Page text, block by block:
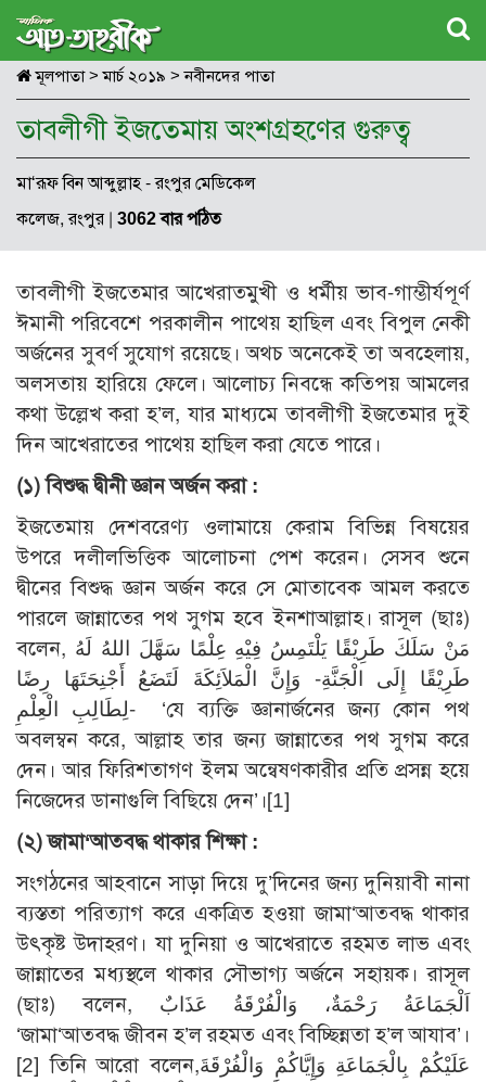
মূলপাতা> মার্চ ২০১৯ > নবীনদের পাতা
তাবলীগী ইজতেমায় অংশগ্রহণের গুরুত্ব
মা‘রূফ বিন আব্দুল্লাহ - রংপুর মেডিকেল
কলেজ, রংপুর| 3062 বার পঠিত
তাবলীগী ইজতেমার আখেরাতমুখী ও ধর্মীয় ভাব-গাম্ভীর্যপূর্ণ
ঈমানী পরিবেশে পরকালীন পাথেয় হাছিল এবং বিপুল নেকী
অর্জনের সুবর্ণ সুযোগ রয়েছে। অথচ অনেকেই তা অবহেলায়,
অলসতায় হারিয়ে ফেলে। আলোচ্য নিবন্ধে কতিপয় আমলের
কথা উল্লেখ করা হ’ল, যার মাধ্যমে তাবলীগী ইজতেমার দুই
দিন আখেরাতের পাথেয় হাছিল করা যেতে পারে।
(১) বিশুদ্ধ দ্বীনী জ্ঞান অর্জন করা :
ইজতেমায় দেশবরেণ্য ওলামায়ে কেরাম বিভিন্ন বিষয়ের
উপরে দলীলভিত্তিক আলোচনা পেশ করেন। সেসব শুনে
দ্বীনের বিশুদ্ধ জ্ঞান অর্জন করে সে মোতাবেক আমল করতে
পারলে জান্নাতের পথ সুগম হবে ইনশাআল্লাহ। রাসূল (ছাঃ)
বলেন, مَنْ سَلَكَ طَرِيْقًا يَلْتَمِسُ فِيْهِ عِلْمًا سَهَّلَ اللهُ لَهُ
طَرِيْقًا إِلَى الْجَنَّةِ- وَإِنَّ الْمَلاَئِكَةَ لَتَضَعُ أَجْنِحَتَهَا رِضًا
لِطَالِبِ الْعِلْمِ- ‘যে ব্যক্তি জ্ঞানার্জনের জন্য কোন পথ
অবলম্বন করে, আল্লাহ তার জন্য জান্নাতের পথ সুগম করে
দেন। আর ফিরিশতাগণ ইলম অন্বেষণকারীর প্রতি প্রসন্ন হয়ে
নিজেদের ডানাগুলি বিছিয়ে দেন’।[1]
(২) জামা‘আতবদ্ধ থাকার শিক্ষা:
সংগঠনের আহবানে সাড়া দিয়ে দু’দিনের জন্য দুনিয়াবী নানা
ব্যস্ততা পরিত্যাগ করে একত্রিত হওয়া জামা‘আতবদ্ধ থাকার
উৎকৃষ্ট উদাহরণ। যা দুনিয়া ও আখেরাতে রহমত লাভ এবং
জান্নাতের মধ্যস্থলে থাকার সৌভাগ্য অর্জনে সহায়ক। রাসূল
(ছাঃ) বলেন, اَلْجَمَاعَةُ رَحْمَةٌ، وَالْفُرْقَةُ عَذَابٌ
‘জামা‘আতবদ্ধ জীবন হ’ল রহমত এবং বিচ্ছিন্নতা হ’ল আযাব’।
[2] তিনি আরো বলেন,عَلَيْكُمْ بِالْجَمَاعَةِ وَإِيَّاكُمْ وَالْفُرْقَةَ